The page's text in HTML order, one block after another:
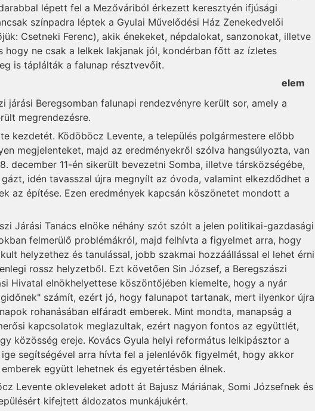
lépett fel a Mezőváriból érkezett keresztyén ifjúsági
színpadra léptek a Gyulai Művelődési Ház Zenekedvelői
Csetneki Ferenc), akik énekeket, népdalokat, sanzonokat, illetve
hogy ne csak a lelkek lakjanak jól, kondérban főtt az ízletes
is táplálták a falunap résztvevőit.
elem
járási Beregsomban falunapi rendezvényre került sor, amely a
megrendezésre.
kezdetét. Ködöböcz Levente, a település polgármestere előbb
megjelenteket, majd az eredményekről szólva hangsúlyozta, van
december 11-én sikerült bevezetni Somba, illetve társközségébe,
idén tavasszal újra megnyílt az óvoda, valamint elkezdődhet a
az építése. Ezen eredmények kapcsán köszönetet mondott a
Járási Tanács elnöke néhány szót szólt a jelen politikai-gazdasági
felmerülő problémákról, majd felhívta a figyelmet arra, hogy
helyzethez és tanulással, jobb szakmai hozzáállással el lehet érni
rossz helyzetből. Ezt követően Sin József, a Beregszászi
Hivatal elnökhelyettese köszöntőjében kiemelte, hogy a nyár
számít, ezért jó, hogy falunapot tartanak, mert ilyenkor újra
rohanásában elfáradt emberek. Mint mondta, manapság a
kapcsolatok meglazultak, ezért nagyon fontos az együttlét,
közösség ereje. Kovács Gyula helyi református lelkipásztor a
segítségével arra hívta fel a jelenlévők figyelmét, hogy akkor
együtt lehetnek és egyetértésben élnek.
Levente okleveleket adott át Bajusz Máriának, Somi Józsefnek és
kifejtett áldozatos munkájukért.